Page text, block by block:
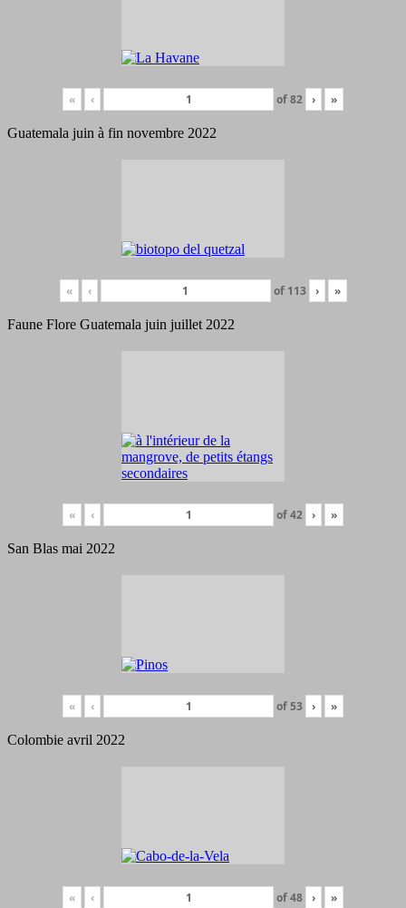
« ‹ of82 › »
Guatemala juin à fin novembre 2022
« ‹ of 113 › »
Faune Flore Guatemala juin juillet 2022
« ‹ of42 › »
San Blas mai 2022
« ‹ of53 › »
Colombie avril 2022
« ‹ of48 › »